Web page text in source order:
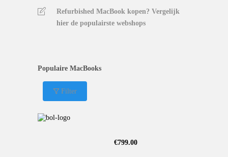
Refurbished MacBook kopen? Vergelijk
hier de populairste webshops
Populaire MacBooks
Filter
€799.00